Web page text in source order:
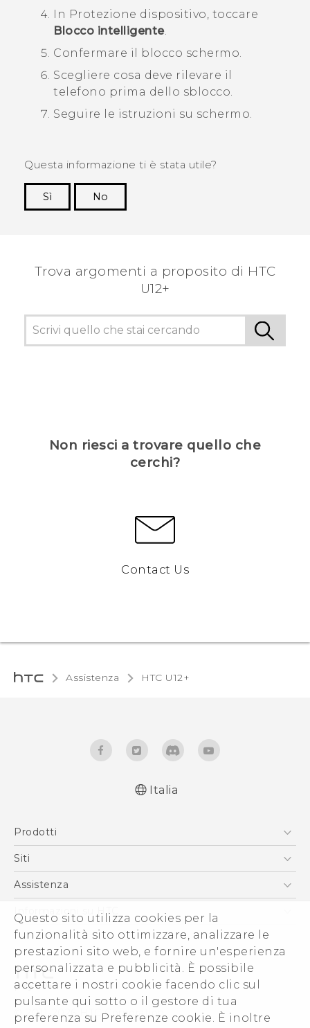
Questo sito utilizza cookies per la
funzionalità sito ottimizzare, analizzare le
prestazioni sito web, e fornire un'esperienza
personalizzata e pubblicità. È possibile
accettare i nostri cookie facendo clic sul
pulsante qui sotto o il gestore di tua
preferenza su Preferenze cookie. È inoltre
In Protezione dispositivo, toccare
Blocco intelligente.
Confermare il blocco schermo.
Scegliere cosa deve rilevare il
telefono prima dello sblocco.
Seguire le istruzioni su schermo.
Questa informazione ti è stata utile?
Sì
No
Trova argomenti a proposito di HTC
U12+
Non riesci a trovare quello che
cerchi?
Contact Us
Assistenza HTC U12+‎
Italiano - Guida sulla sicurezza e sulla
English - User manual
English - Safety and regulatory guide
Italia
Prodotti
Smartphone
Vive
Accessori
Siti
HTC VIVE
Assistenza
Ecommerce Assistenza
Informazioni su HTC
ESG
Uffici Commerciali
Investitori (Inglese)
Cookie Preferences
Lavora con noi
© 2011-2026 HTC Corporation